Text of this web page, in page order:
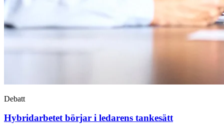
Debatt
Hybridarbetet börjar i ledarens tankesätt